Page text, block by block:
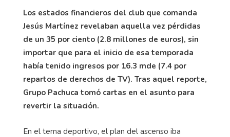
Los estados financieros del club que comanda
Jesús Martínez revelaban aquella vez pérdidas
de un 35 por ciento (2.8 millones de euros), sin
importar que para el inicio de esa temporada
había tenido ingresos por 16.3 mde (7.4 por
repartos de derechos de TV). Tras aquel reporte,
Grupo Pachuca tomó cartas en el asunto para
revertir la situación.
En el tema deportivo, el plan del ascenso iba